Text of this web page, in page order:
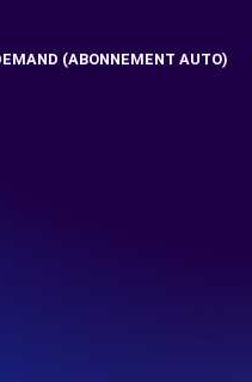
(ABONNEMENT AUTO)